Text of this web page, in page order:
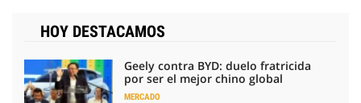
HOY DESTACAMOS
Geely contra BYD: duelo fratricida
por ser el mejor chino global
MERCADO